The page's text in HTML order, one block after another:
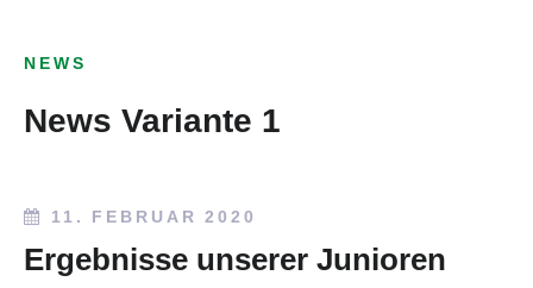
NEWS
News Variante 1
11. FEBRUAR 2020
Ergebnisse unserer Junioren